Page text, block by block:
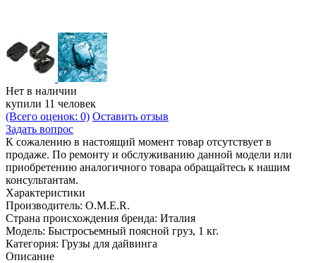
Нет в наличии
купили 11 человек
(Всего оценок: 0) Оставить отзыв
Задать вопрос
К сожалению в настоящий момент товар отсутствует в
продаже. По ремонту и обслуживанию данной модели или
приобретению аналогичного товара обращайтесь к нашим
консультантам.
Характеристики
Производитель: O.M.E.R.
Страна происхождения бренда: Италия
Модель: Быстросъемный поясной груз, 1 кг.
Категория: Грузы для дайвинга
Описание